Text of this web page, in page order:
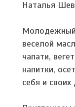
Наталья
Молодежный
веселой
чапати,
напитки,
себя и